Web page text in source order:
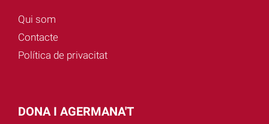
Qui som
Contacte
Política de privacitat
DONA I AGERMANA'T